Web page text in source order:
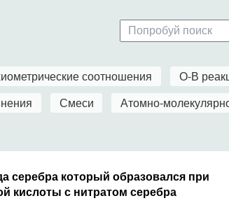
соотношения О-В
Смеси Атомно-
серебра который образовался при
кислоты с нитратом серебра